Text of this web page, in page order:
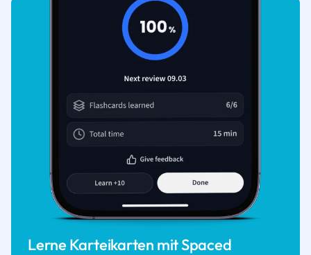
Lerne Karteikarten mit Spaced